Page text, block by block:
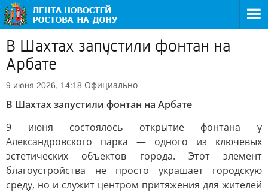
В Шахтах запустили фонтан на
Арбате
9 июня 2026, 14:18 Официально
В Шахтах запустили фонтан на Арбате
9 июня состоялось открытие фонтана у
Александровского парка — одного из ключевых
эстетических объектов города. Этот элемент
благоустройства не просто украшает городскую
среду, но и служит центром притяжения для жителей